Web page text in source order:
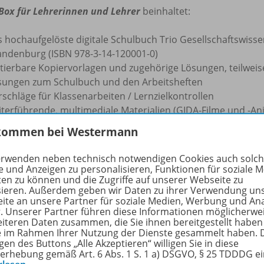
für Lehrerinnen und Lehrer beinhaltet:
hochaufgelöste digitale Schulbuch Trio
(ISBN 978-3-14-120001-0)
Kopiervorlagen und zugehörige Lösungen,
zum Schulbuch und den Arbeitsheften
für Klassenarbeiten / Lernzielkontrollen
multimediale Materialien (GIDA-Filme und -
für den Einsatz im Unterricht
zur Differenzierung im inklusiven Unterricht
für die Arbeit mit den Buchseiten
Funktion für eigene Dateien
für Ihre Schülerinnen und Schüler
kann flexibel auf dem PC (Windows/macOS), Tablets
auchohne Internetverbindung.
Informationen zur BiBox finden Sie aufwww.bibox.schule
bei Westermann
neben technisch notwendigen Cookies auch
und Anzeigen zu personalisieren, Funktionen für soziale
zu können und die Zugriffe auf unserer Webseite zu
Außerdem geben wir Daten zu ihrer Verwendung
an unsere Partner für soziale Medien, Werbung und
Unserer Partner führen diese Informationen
Daten zusammen, die Sie ihnen bereitgestellt
im Rahmen Ihrer Nutzung der Dienste gesammelt haben.
des Buttons „Alle Akzeptieren“ willigen Sie in diese
gemäß Art. 6 Abs. 1 S. 1 a) DSGVO, § 25 TDDDG